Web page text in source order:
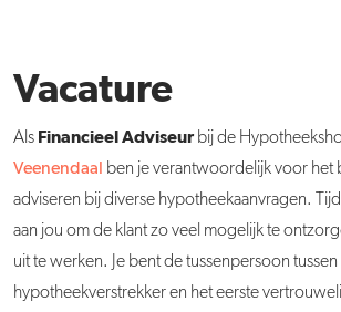
Vacature
Als Financieel Adviseurbij de
Veenendaal
ben je verantwoordelijk voor het
adviseren bij diverse hypotheekaanvragen.
aan jou om de klant zo veel mogelijk te
uit te werken. Je bent de tussenpersoon
hypotheekverstrekker en het eerste